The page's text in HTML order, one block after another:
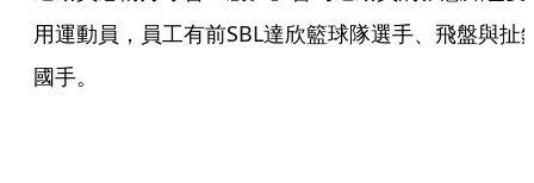
用運動員，員工有前SBL達欣籃球隊選手、飛盤與扯
國手。